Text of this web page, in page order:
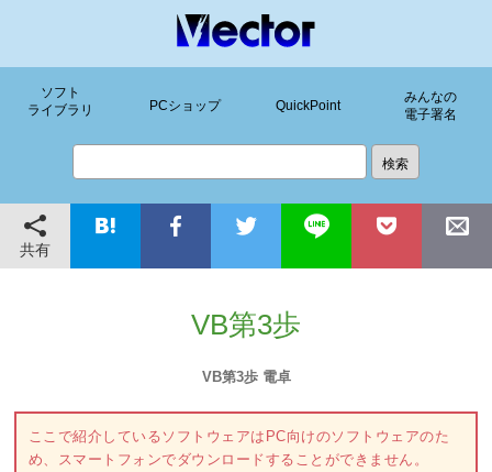
ソフト
ライブラリ
PCショップ QuickPoint
みんなの
電子署名
共有
VB第3歩
VB第3歩 電卓
ここで紹介しているソフトウェアはPC向けのソフトウェアのた
め、スマートフォンでダウンロードすることができません。